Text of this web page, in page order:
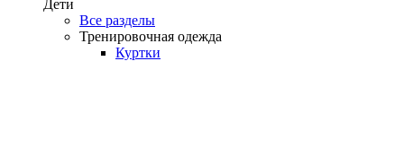
Дети
Все разделы
Тренировочная одежда
Куртки